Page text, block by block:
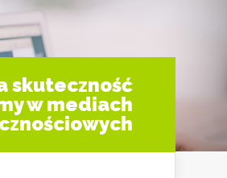
skuteczność
w mediach